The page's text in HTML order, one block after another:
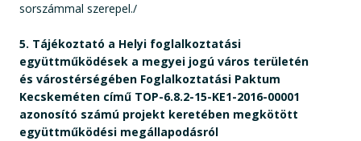
sorszámmal szerepel./
5. Tájékoztató a Helyi foglalkoztatási
együttműködések a megyei jogú város területén
és várostérségében Foglalkoztatási Paktum
Kecskeméten című TOP-6.8.2-15-KE1-2016-00001
azonosító számú projekt keretében megkötött
együttműködési megállapodásról